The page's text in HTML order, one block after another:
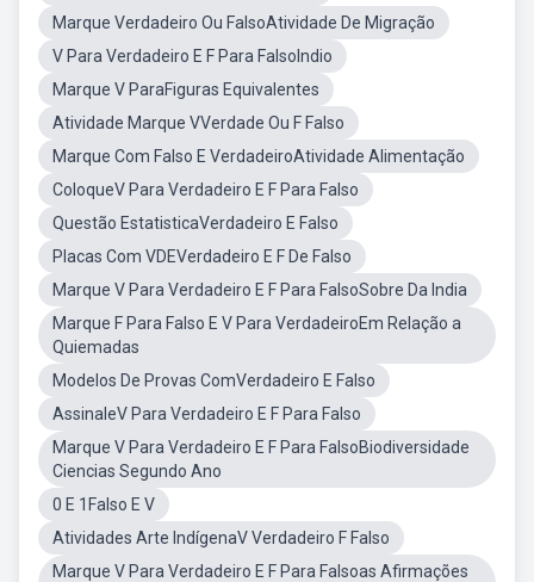
Marque Verdadeiro Ou FalsoAtividade De Migração
V Para Verdadeiro E F Para FalsoIndio
Marque V ParaFiguras Equivalentes
Atividade Marque VVerdade Ou F Falso
Marque Com Falso E VerdadeiroAtividade Alimentação
ColoqueV Para Verdadeiro E F Para Falso
Questão EstatisticaVerdadeiro E Falso
Placas Com VDEVerdadeiro E F De Falso
Marque V Para Verdadeiro E F Para FalsoSobre Da India
Marque F Para Falso E V Para VerdadeiroEm Relação a
Quiemadas
Modelos De Provas ComVerdadeiro E Falso
AssinaleV Para Verdadeiro E F Para Falso
Marque V Para Verdadeiro E F Para FalsoBiodiversidade
Ciencias Segundo Ano
0 E 1Falso E V
Atividades Arte IndígenaV Verdadeiro F Falso
Marque V Para Verdadeiro E F Para Falsoas Afirmações